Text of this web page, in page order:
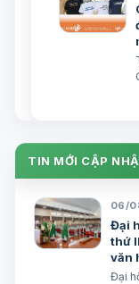
TIN MỚI CẬP
06/
Đại
thứ
văn
Đại